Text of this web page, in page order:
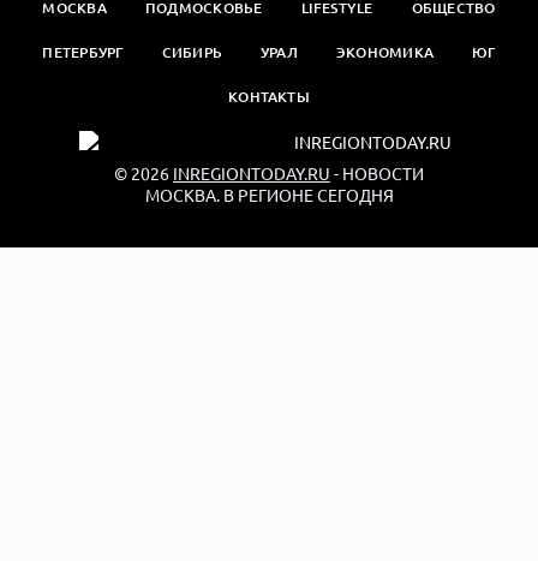
МОСКВА ПОДМОСКОВЬЕ LIFESTYLE ОБЩЕСТВО
ПЕТЕРБУРГ СИБИРЬ УРАЛ ЭКОНОМИКА ЮГ
КОНТАКТЫ
© 2026 INREGIONTODAY.RU - НОВОСТИ
МОСКВА. В РЕГИОНЕ СЕГОДНЯ